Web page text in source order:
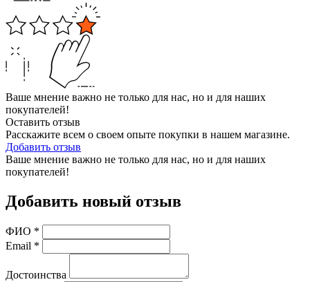
Ваше мнение важно не только для нас, но и для наших
покупателей!
Оставить отзыв
Расскажите всем о своем опыте покупки в нашем магазине.
Добавить отзыв
Ваше мнение важно не только для нас, но и для наших
покупателей!
Добавить новый отзыв
ФИО *
Email *
Достоинства